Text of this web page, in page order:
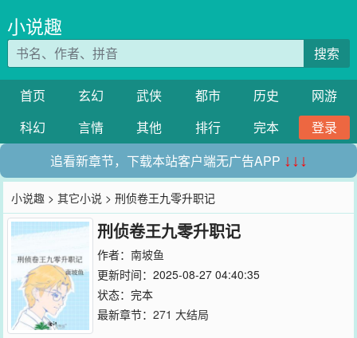
小说趣
搜索
首页 玄幻 武侠 都市 历史
网游
科幻
言情 其他 排行 完本
登录
追看新章节，下载本站客户端无广告APP ↓↓↓
小说趣 >其它小说 > 刑侦卷王九零升职记
刑侦卷王九零升职记
作者： 南坡鱼
更新时间：2025-08-27 04:40:35
状态：完本
最新章节： 271 大结局